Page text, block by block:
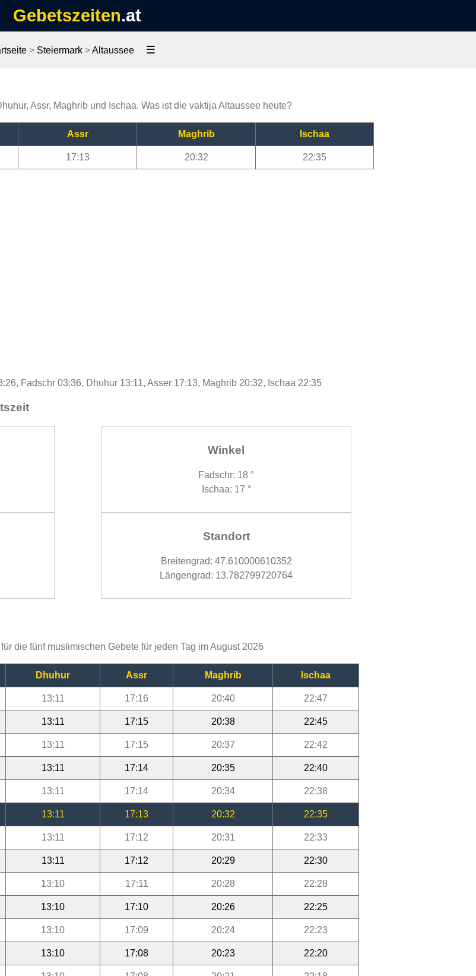
Gebetszeiten.at
> Steiermark >Altaussee ☰
Assr, Maghrib und Ischaa. Was ist die vaktija Altaussee heute?
Assr Maghrib Ischaa
17:13 20:32 22:35
Fadschr 03:36, Dhuhur 13:11, Asser 17:13, Maghrib 20:32, Ischaa 22:35
Winkel
Fadschr: 18 °
Ischaa: 17 °
Standort
Breitengrad: 47.610000610352
Längengrad: 13.782799720764
für die fünf muslimischen Gebete für jeden Tag im August 2026
Dhuhur Assr Maghrib Ischaa
13:11 17:16 20:40 22:47
13:11 17:15 20:38 22:45
13:11 17:15 20:37 22:42
13:11 17:14 20:35 22:40
13:11 17:14 20:34 22:38
13:11 17:13 20:32 22:35
13:11 17:12 20:31 22:33
13:11 17:12 20:29 22:30
13:10 17:11 20:28 22:28
13:10 17:10 20:26 22:25
13:10 17:09 20:24 22:23
13:10 17:08 20:23 22:20